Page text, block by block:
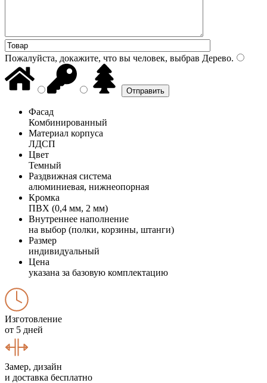
Пожалуйста, докажите, что вы человек, выбрав Дерево.
Фасад
Комбинированный
Материал корпуса
ЛДСП
Цвет
Темный
Раздвижная система
алюминиевая, нижнеопорная
Кромка
ПВХ (0,4 мм, 2 мм)
Внутреннее наполнение
на выбор (полки, корзины, штанги)
Размер
индивидуальный
Цена
указана за базовую комплектацию
Изготовление
от 5 дней
Замер, дизайн
и доставка бесплатно